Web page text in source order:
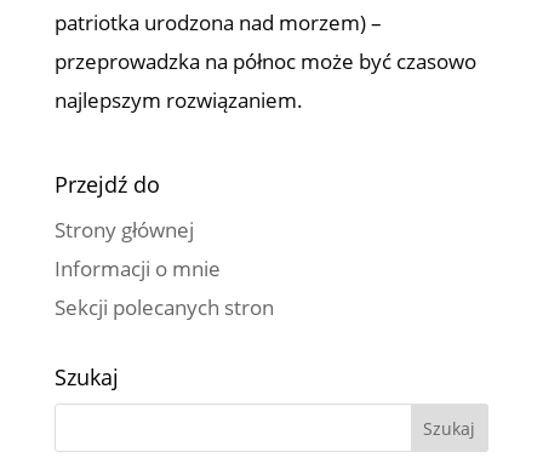
patriotka urodzona nad morzem) –
przeprowadzka na północ może być czasowo
najlepszym rozwiązaniem.
Przejdź do
Strony głównej
Informacji o mnie
Sekcji polecanych stron
Szukaj